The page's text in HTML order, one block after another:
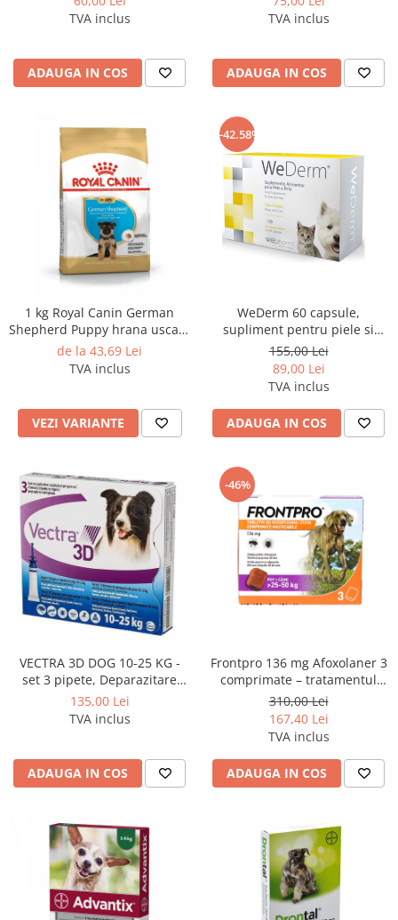
TVA inclus
ADAUGA IN COS
TVA inclus
ADAUGA IN COS
1 kg Royal Canin German
Shepherd Puppy hrana uscata
caine junior Ciobanesc
German
de la 43,69 Lei
TVA inclus
VEZI VARIANTE
-42.58%
WeDerm 60 capsule,
supliment pentru piele si
blana caini si pisici
155,00 Lei
89,00 Lei
TVA inclus
ADAUGA IN COS
VECTRA 3D DOG 10-25 KG -
set 3 pipete, Deparazitare
externă pentru câini
135,00 Lei
TVA inclus
ADAUGA IN COS
-46%
Frontpro 136 mg Afoxolaner 3
comprimate – tratamentul
impotriva puricilor și
căpușeselor câini 25-50 kg
310,00 Lei
167,40 Lei
TVA inclus
ADAUGA IN COS